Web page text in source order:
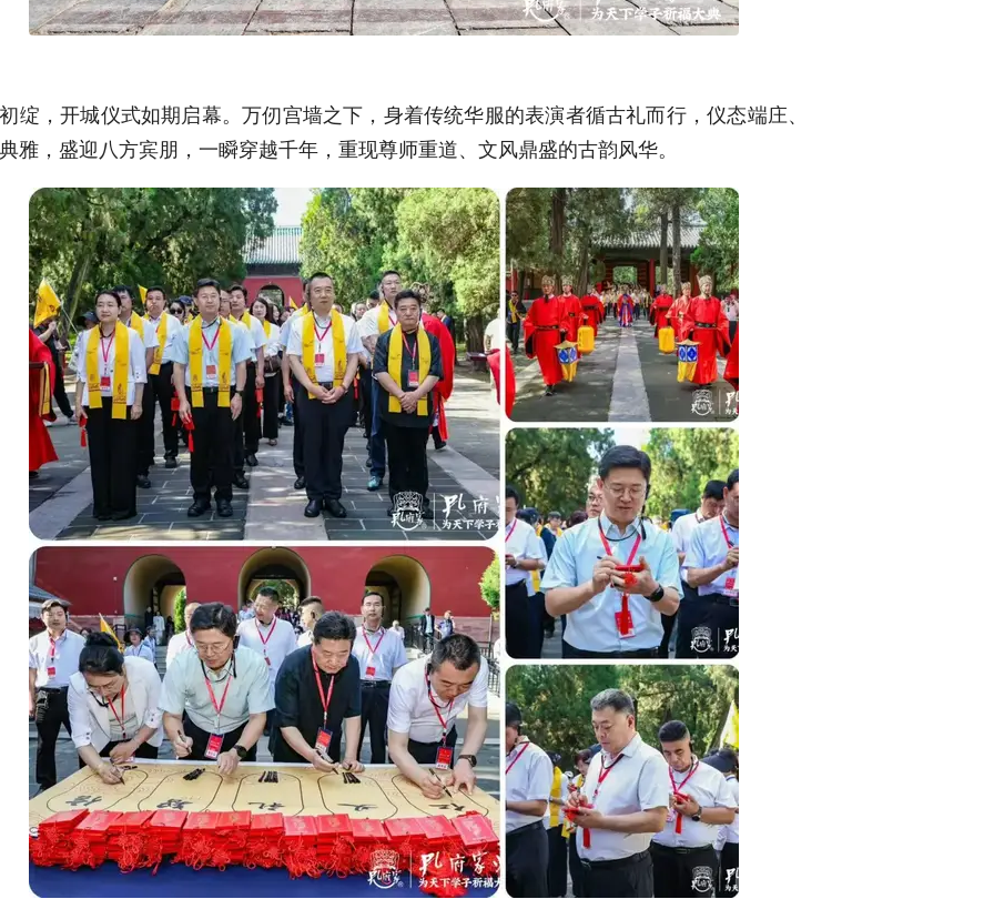
绽，开城仪式如期启幕。万仞宫墙之下，身着传统华服的表演者循古礼而行，仪态端庄、
雅，盛迎八方宾朋，一瞬穿越千年，重现尊师重道、文风鼎盛的古韵风华。